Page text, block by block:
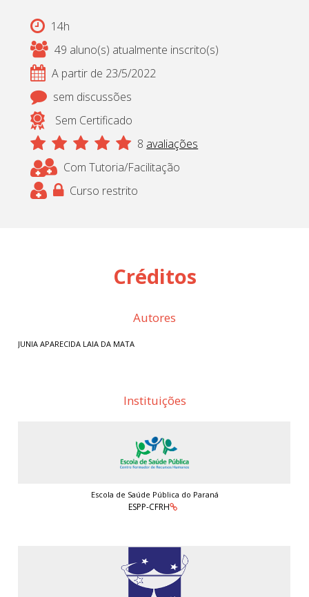
14h
49 aluno(s) atualmente inscrito(s)
A partir de 23/5/2022
sem discussões
Sem Certificado
8 avaliações
Com Tutoria/Facilitação
Curso restrito
Créditos
Autores
JUNIA APARECIDA LAIA DA MATA
Instituições
Escola de Saúde Pública do Paraná
ESPP-CFRH